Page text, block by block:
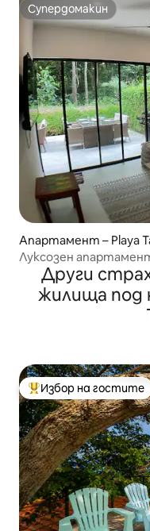
Супердомакин
Супердомакин
Апартамент – Playa
Луксозен
голфДруги
жилища под
Най-популярен
Избор на гостите